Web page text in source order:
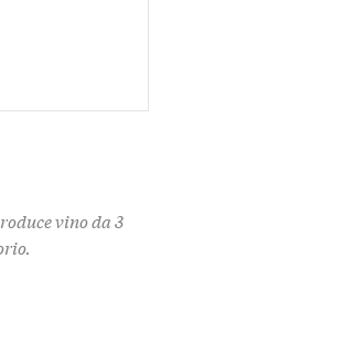
vino da 3